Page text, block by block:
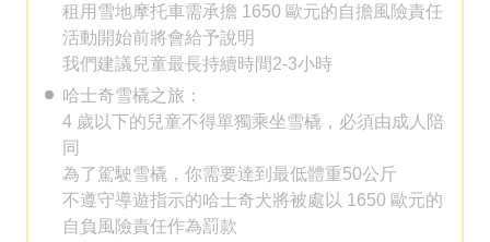
租用雪地摩托車需承擔 1650 歐元的自擔風險責任
活動開始前將會給予說明
我們建議兒童最長持續時間2-3小時
哈士奇雪橇之旅：
4 歲以下的兒童不得單獨乘坐雪橇，必須由成人陪
同
為了駕駛雪橇，你需要達到最低體重50公斤
不遵守導遊指示的哈士奇犬將被處以 1650 歐元的
自負風險責任作為罰款